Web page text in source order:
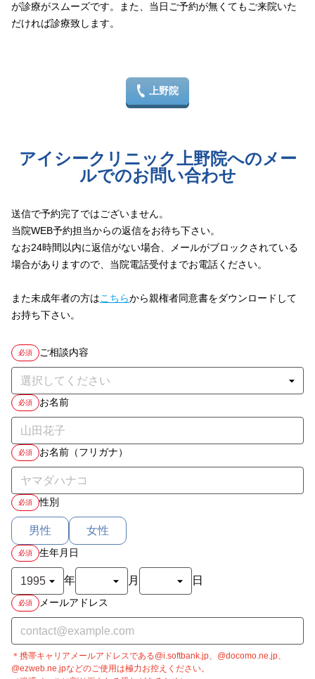
が診療がスムーズです。また、当日ご予約が無くてもご来院いた
だければ診療致します。
上野院
アイシークリニック上野院へのメー
ルでのお問い合わせ
送信で予約完了ではございません。
当院WEB予約担当からの返信をお待ち下さい。
なお24時間以内に返信がない場合、メールがブロックされている
場合がありますので、当院電話受付までお電話ください。
また未成年者の方はこちらから親権者同意書をダウンロードして
お持ち下さい。
必須 ご相談内容
必須 お名前
必須 お名前（フリガナ）
必須 性別
男性 女性
必須 生年月日
年 月 日
必須 メールアドレス
＊携帯キャリアメールアドレスである@i.softbank.jp、@docomo.ne.jp、
@ezweb.ne.jpなどのご使用は極力お控えください。